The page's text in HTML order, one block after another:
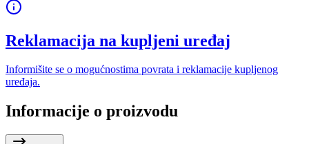
Reklamacija na kupljeni uređaj
Informišite se o mogućnostima povrata i reklamacije kupljenog
uređaja.
Informacije o proizvodu